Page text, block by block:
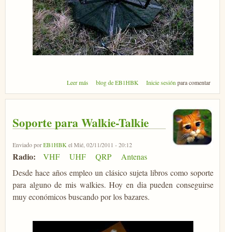
Leer más sobre Pruebas con la antena militar de EA1HBX
blog de EB1HBK Inicie sesión para comentar
Soporte para Walkie-Talkie
Enviado porEB1HBKel Mié, 02/11/2011 - 20:12
Radio: VHF UHF QRP
Antenas
Desde hace años empleo un clásico sujeta libros como soporte
para alguno de mis walkies. Hoy en dia pueden conseguirse
muy económicos buscando por los bazares.